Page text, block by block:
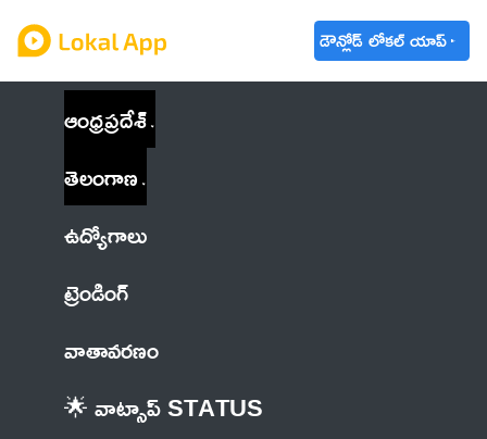
డౌన్లోడ్ లోకల్ యాప్
ఆంధ్రప్రదేశ్
తెలంగాణ
ఉద్యోగాలు
ట్రెండింగ్
వాతావరణం
🌟 వాట్సాప్ STATUS